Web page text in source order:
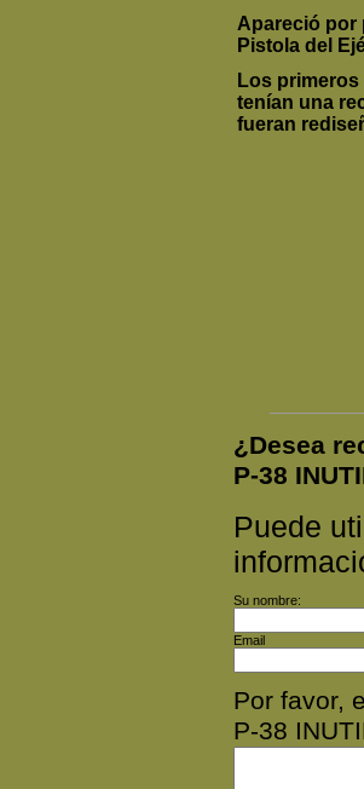
Apareció por
Pistola del
Los
tenían una
fueran
¿Desea
P-38
Puede
Su nombre:
Email
Por favor,
P-38